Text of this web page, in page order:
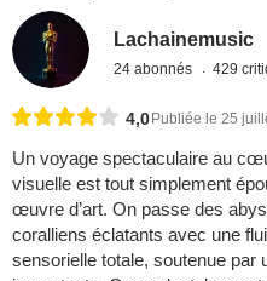
Lachainemusic
24 abonnés 429
4,0 Publiée le 25
Un voyage spectaculaire au
visuelle est tout simplement
œuvre d’art. On passe des
coralliens éclatants avec une
sensorielle totale, soutenue par